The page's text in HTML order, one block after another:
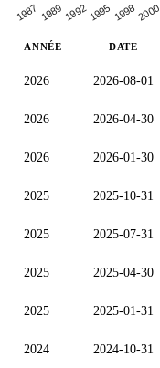
1987 1989 19921995 19982000
ANNÉE DATE
2026 2026-08-01
2026 2026-04-30
2026 2026-01-30
2025 2025-10-31
2025 2025-07-31
2025 2025-04-30
2025 2025-01-31
2024 2024-10-31